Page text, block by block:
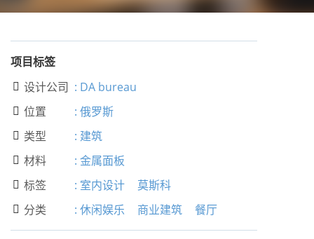
项目标签
 设计公司 : DA bureau
 位置 : 俄罗斯
 类型 : 建筑
 材料 : 金属面板
 标签 : 室内设计 莫斯科
 分类 : 休闲娱乐 商业建筑 餐厅